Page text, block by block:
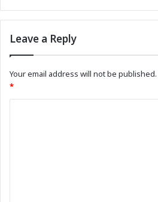
Leave a Reply
Your email address will not be published.
*